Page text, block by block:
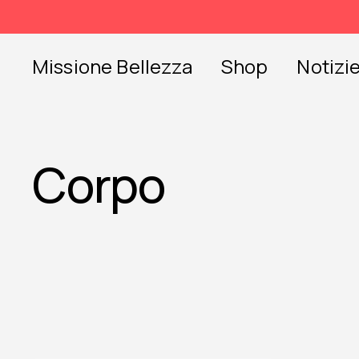
content
Missione Bellezza Shop Notizie
Corpo